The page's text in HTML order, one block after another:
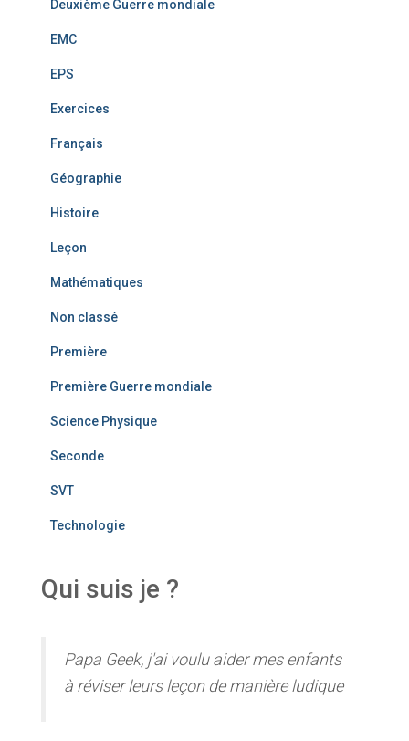
Deuxième Guerre mondiale
EMC
EPS
Exercices
Français
Géographie
Histoire
Leçon
Mathématiques
Non classé
Première
Première Guerre mondiale
Science Physique
Seconde
SVT
Technologie
Qui suis je ?
Papa Geek, j'ai voulu aider mes enfants
à réviser leurs leçon de manière ludique